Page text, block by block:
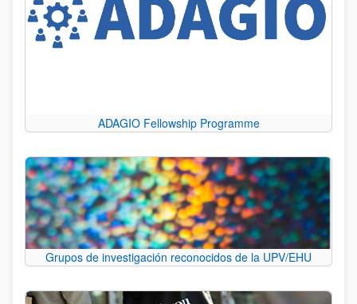
ADAGIO Fellowship Programme
Grupos de investigación reconocidos de la UPV/EHU